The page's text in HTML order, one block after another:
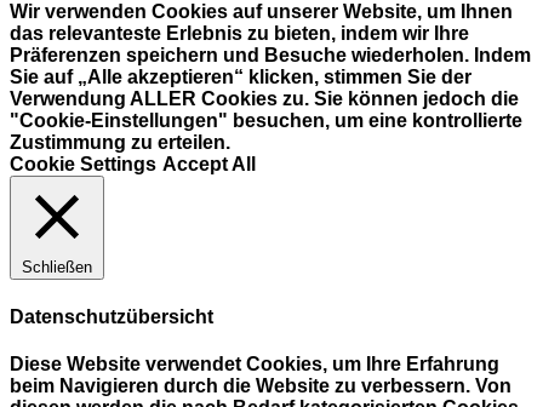
Wir verwenden Cookies auf unserer Website, um Ihnen
das relevanteste Erlebnis zu bieten, indem wir Ihre
Präferenzen speichern und Besuche wiederholen. Indem
Sie auf „Alle akzeptieren“ klicken, stimmen Sie der
Verwendung ALLER Cookies zu. Sie können jedoch die
"Cookie-Einstellungen" besuchen, um eine kontrollierte
Zustimmung zu erteilen.
Cookie Settings Accept All
Schließen
Datenschutzübersicht
Diese Website verwendet Cookies, um Ihre Erfahrung
beim Navigieren durch die Website zu verbessern. Von